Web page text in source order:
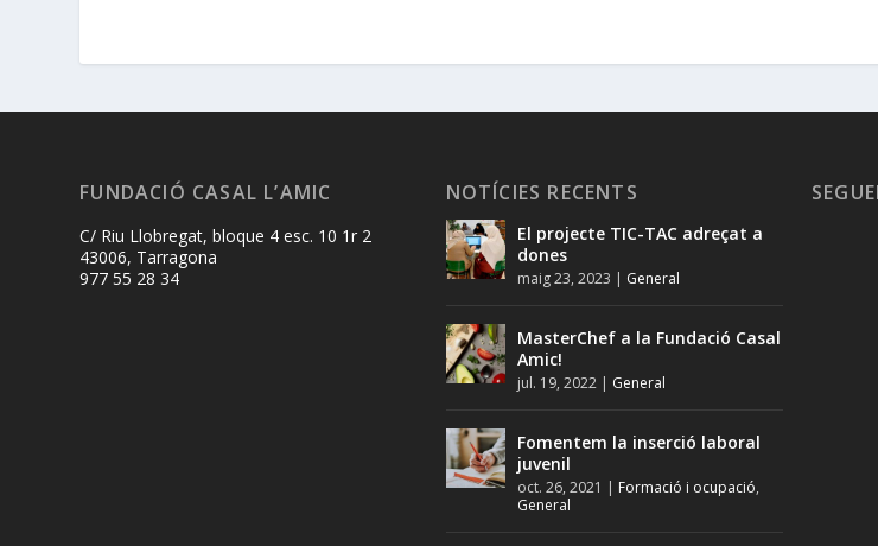
FUNDACIÓ CASAL L’AMIC
C/ Riu Llobregat, bloque 4 esc. 10 1r 2
43006, Tarragona
977 55 28 34
NOTÍCIES RECENTS
El projecte TIC-TAC adreçat a
dones
maig 23, 2023 | General
MasterChef a la Fundació Casal
Amic!
jul. 19, 2022| General
Fomentem la inserció laboral
juvenil
oct. 26, 2021 | Formació i ocupació,
General